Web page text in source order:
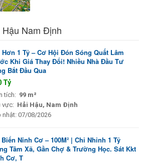
Nam Định
Hơn 1 Tỷ – Cơ Hội Đón Sóng Quất Lâm
Khi Giá Thay Đổi! Nhiều Nhà Đầu Tư
Bắt Đầu Qua
Tỷ
tích: 99 m²
vực: Hải Hậu, Nam Định
nhật: 07/08/2026
Ninh Cơ – 100M² | Chỉ Nhỉnh 1 Tỷ
Tâm Xã, Gần Chợ & Trường Học. Sát Kkt
Cơ, T